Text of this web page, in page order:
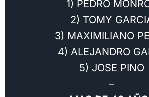
1) PEDRO
2) TOMY
3) MAXIMILIANO
4) ALEJANDRO
5) JOSE PINO
–